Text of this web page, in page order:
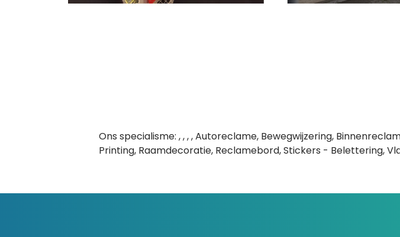
Ons specialisme: , , , , Autoreclame, Bewegwijzering,
Printing, Raamdecoratie, Reclamebord, Stickers - Belettering,